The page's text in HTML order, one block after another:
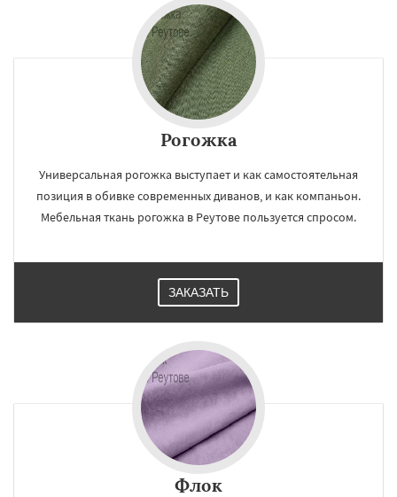
Рогожка
Универсальная рогожка выступает и как самостоятельная
позиция в обивке современных диванов, и как компаньон.
Мебельная ткань рогожка в Реутове пользуется спросом.
ЗАКАЗАТЬ
Флок